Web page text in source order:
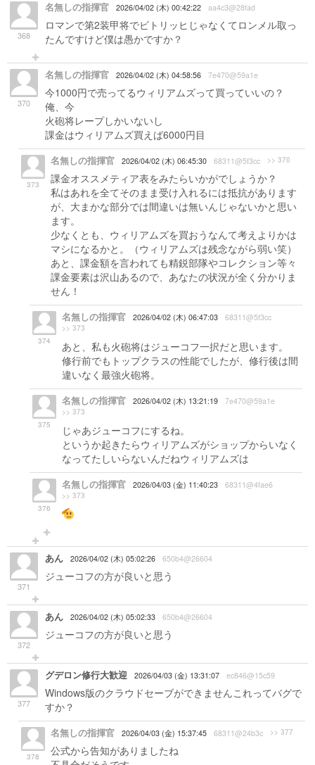
368
名無しの指揮官 2026/04/02 (木) 00:42:22 aa4c3@28fad
ロマンで第2装甲将でビトリッヒじゃなくてロンメル取っ
たんですけど僕は愚かですか？
370
名無しの指揮官 2026/04/02 (木) 04:58:56 7e470@59a1e
今1000円で売ってるウィリアムズって買っていいの？
俺、今
火砲将レープしかいないし
課金はウィリアムズ買えば6000円目
373
名無しの指揮官 2026/04/02 (木) 06:45:30 68311@5f3cc >> 370
課金オススメティア表をみたらいかがでしょうか？
私はあれを全てそのまま受け入れるには抵抗があります
が、大まかな部分では間違いは無いんじゃないかと思い
ます。
少なくとも、ウィリアムズを買おうなんて考えよりかは
マシになるかと。（ウィリアムズは残念ながら弱い笑）
あと、課金額を言われても精鋭部隊やコレクション等々
課金要素は沢山あるので、あなたの状況が全く分かりま
せん！
374
名無しの指揮官 2026/04/02 (木) 06:47:03 68311@5f3cc
>> 373
あと、私も火砲将はジューコフ一択だと思います。
修行前でもトップクラスの性能でしたが、修行後は間
違いなく最強火砲将。
375
名無しの指揮官 2026/04/02 (木) 13:21:19 7e470@59a1e
>> 373
じゃあジューコフにするね。
というか起きたらウィリアムズがショップからいなく
なってたしいらないんだねウィリアムズは
376
名無しの指揮官 2026/04/03 (金) 11:40:23 68311@4fae6
>> 373
371
あん 2026/04/02 (木) 05:02:26 650b4@26604
ジューコフの方が良いと思う
372
あん 2026/04/02 (木) 05:02:33 650b4@26604
ジューコフの方が良いと思う
377
グデロン修行大歓迎 2026/04/03 (金) 13:31:07 ec846@15c59
Windows版のクラウドセーブができませんこれってバグで
すか？
378
名無しの指揮官 2026/04/03 (金) 15:37:45 68311@24b3c >> 377
公式から告知がありましたね